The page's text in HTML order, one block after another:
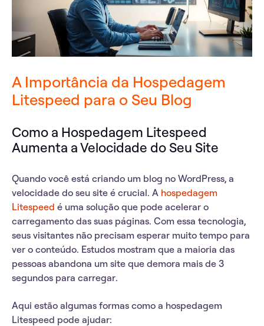
A Importância da Hospedagem
Litespeed para o Seu Blog
Como a Hospedagem Litespeed
Aumenta a Velocidade do Seu Site
Quando você está criando um blog no WordPress, a
velocidade do seu site é crucial. A hospedagem
Litespeed é uma solução que pode acelerar o
carregamento das suas páginas. Com essa tecnologia,
seus visitantes não precisam esperar muito tempo para
ver o conteúdo. Estudos mostram que a maioria das
pessoas abandona um site que demora mais de 3
segundos para carregar.
Aqui estão algumas formas como a hospedagem
Litespeed pode ajudar: